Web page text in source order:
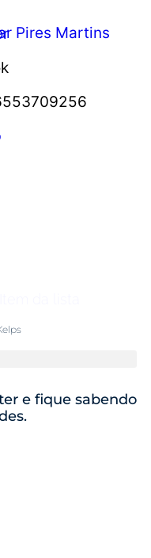
e fique sabendo